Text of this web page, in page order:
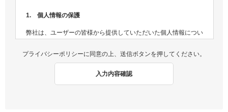
1. 個人情報の保護
弊社は、ユーザーの皆様から提供していただいた個人情報につい
ないよう、個人情報の適切な管理及び保護に努めます。
プライバシーポリシーに同意の上、送信ボタンを押してください。
入力内容確認